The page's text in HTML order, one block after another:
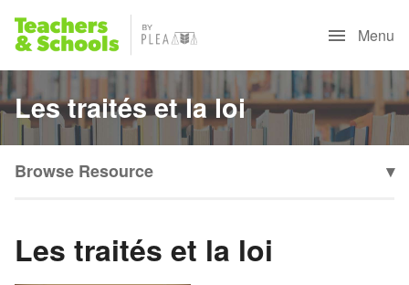
Menu
Les traités et la loi
Browse Resource ▾
Les traités et la loi